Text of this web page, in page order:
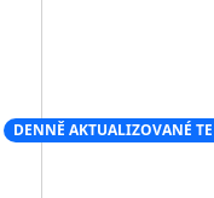
DENNĚ AKTUALIZOVANÉ